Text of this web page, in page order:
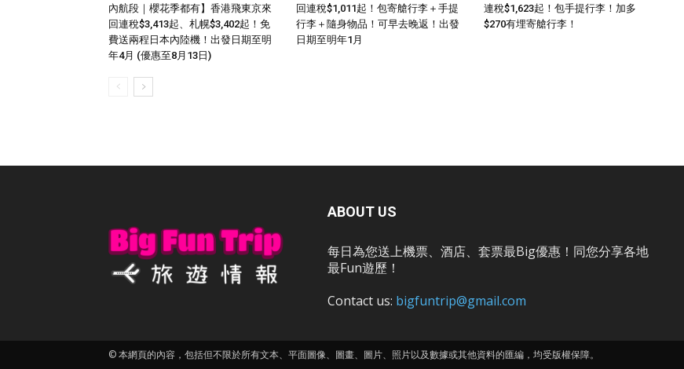
內航段｜櫻花季都有】香港飛東京來
回連稅$3,413起、札幌$3,402起！免
費送兩程日本內陸機！出發日期至明
年4月 (優惠至8月13日)
回連稅$1,011起！包寄艙行李＋手提
行李＋隨身物品！可早去晚返！出發
日期至明年1月
連稅$1,623起！包手提行李！加多
$270有埋寄艙行李！
ABOUT US
每日為您送上機票、酒店、套票最Big優惠！同您分享各地
最Fun遊歷！
Contact us: bigfuntrip@gmail.com
© 本網頁的內容，包括但不限於所有文本、平面圖像、圖畫、圖片、照片以及數據或其他資料的匯編，均受版權保障。